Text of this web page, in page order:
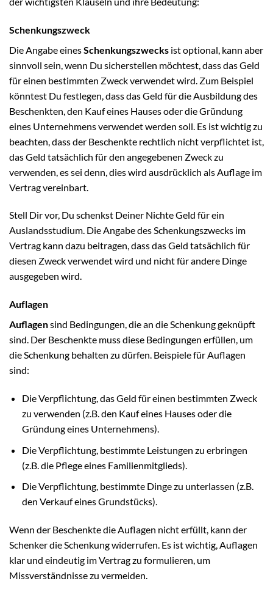
Schenkungszweck
Die Angabe einesSchenkungszwecks ist optional, kann aber
sinnvoll sein, wenn Du sicherstellen möchtest, dass das Geld
für einen bestimmten Zweck verwendet wird. Zum Beispiel
könntest Du festlegen, dass das Geld für die Ausbildung des
Beschenkten, den Kauf eines Hauses oder die Gründung
eines Unternehmens verwendet werden soll. Es ist wichtig zu
beachten, dass der Beschenkte rechtlich nicht verpflichtet ist,
das Geld tatsächlich für den angegebenen Zweck zu
verwenden, es sei denn, dies wird ausdrücklich als Auflage im
Vertrag vereinbart.
Stell Dir vor, Du schenkst Deiner Nichte Geld für ein
Auslandsstudium. Die Angabe des Schenkungszwecks im
Vertrag kann dazu beitragen, dass das Geld tatsächlich für
diesen Zweck verwendet wird und nicht für andere Dinge
ausgegeben wird.
Auflagen
Auflagensind Bedingungen, die an die Schenkung geknüpft
sind. Der Beschenkte muss diese Bedingungen erfüllen, um
die Schenkung behalten zu dürfen. Beispiele für Auflagen
sind:
Die Verpflichtung, das Geld für einen bestimmten Zweck
zu verwenden (z.B. den Kauf eines Hauses oder die
Gründung eines Unternehmens).
Die Verpflichtung, bestimmte Leistungen zu erbringen
(z.B. die Pflege eines Familienmitglieds).
Die Verpflichtung, bestimmte Dinge zu unterlassen (z.B.
den Verkauf eines Grundstücks).
Wenn der Beschenkte die Auflagen nicht erfüllt, kann der
Schenker die Schenkung widerrufen. Es ist wichtig, Auflagen
klar und eindeutig im Vertrag zu formulieren, um
Missverständnisse zu vermeiden.